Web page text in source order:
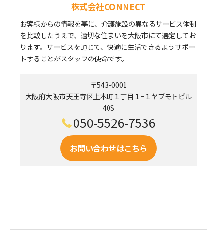
株式会社CONNECT
お客様からの情報を基に、介護施設の異なるサービス体制
を比較したうえで、適切な住まいを大阪市にて選定してお
ります。サービスを通じて、快適に生活できるようサポー
トすることがスタッフの使命です。
〒543-0001
大阪府大阪市天王寺区上本町１丁目１−１ヤブモトビル
40S
050-5526-7536
お問い合わせはこちら